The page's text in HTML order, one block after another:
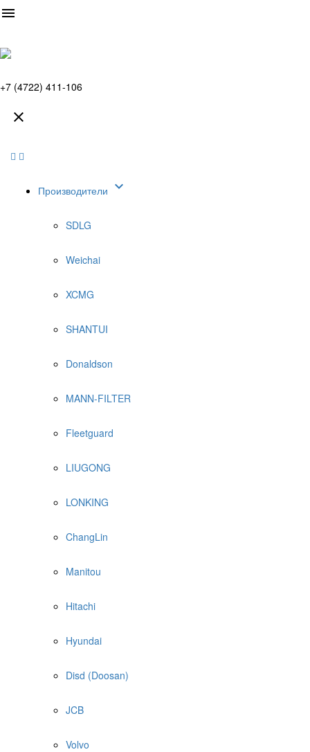

+7 (4722) 411-106

Производители 
SDLG
Weichai
XCMG
SHANTUI
Donaldson
MANN-FILTER
Fleetguard
LIUGONG
LONKING
ChangLin
Manitou
Hitachi
Hyundai
Disd (Doosan)
JCB
Volvo